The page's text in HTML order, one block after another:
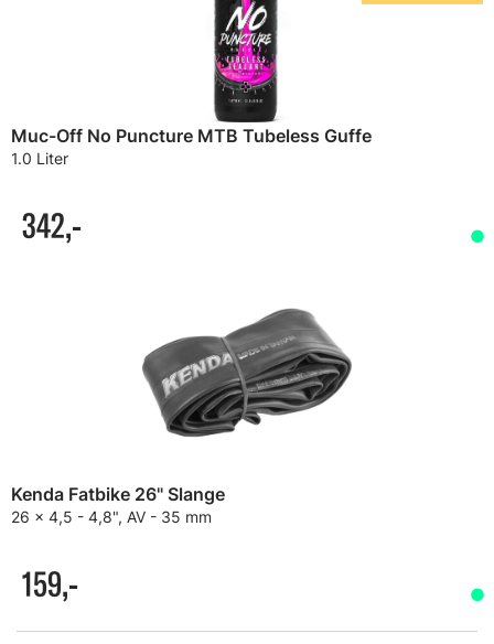
Muc-Off No Puncture MTB Tubeless Guffe
1.0 Liter
342,-
Kenda Fatbike 26" Slange
26 x 4,5 - 4,8", AV - 35 mm
159,-